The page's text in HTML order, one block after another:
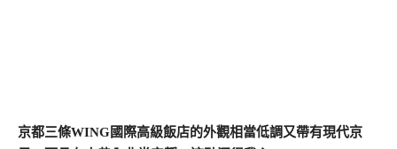
京都三條WING國際高級飯店的外觀相當低調又帶有現代京